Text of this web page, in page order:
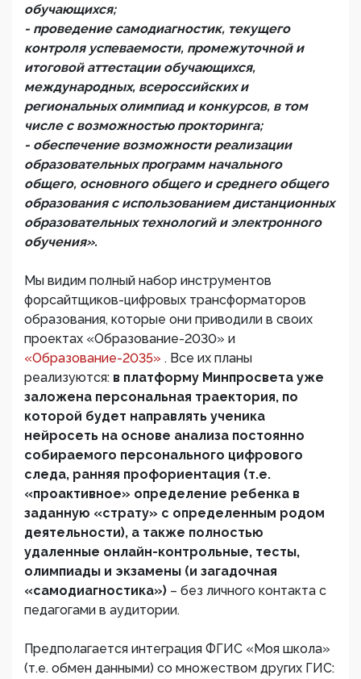
обучающихся;
- проведение самодиагностик, текущего
контроля успеваемости, промежуточной и
итоговой аттестации обучающихся,
международных, всероссийских и
региональных олимпиад и конкурсов, в том
числе с возможностью прокторинга;
- обеспечение возможности реализации
образовательных программ начального
общего, основного общего и среднего общего
образования с использованием дистанционных
образовательных технологий и электронного
обучения».
Мы видим полный набор инструментов
форсайтщиков-цифровых трансформаторов
образования, которые они приводили в своих
проектах «Образование-2030» и
«Образование-2035» . Все их планы
реализуются: в платформу Минпросвета уже
заложена персональная траектория, по
которой будет направлять ученика
нейросеть на основе анализа постоянно
собираемого персонального цифрового
следа, ранняя профориентация (т.е.
«проактивное» определение ребенка в
заданную «страту» с определенным родом
деятельности), а также полностью
удаленные онлайн-контрольные, тесты,
олимпиады и экзамены (и загадочная
«самодиагностика») – без личного контакта с
педагогами в аудитории.
Предполагается интеграция ФГИС «Моя школа»
(т.е. обмен данными) со множеством других ГИС: